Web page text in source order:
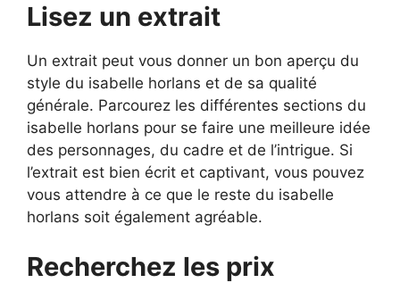
Lisez un extrait
Un extrait peut vous donner un bon aperçu du
style du isabelle horlans et de sa qualité
générale. Parcourez les différentes sections du
isabelle horlans pour se faire une meilleure idée
des personnages, du cadre et de l’intrigue. Si
l’extrait est bien écrit et captivant, vous pouvez
vous attendre à ce que le reste du isabelle
horlans soit également agréable.
Recherchez les prix